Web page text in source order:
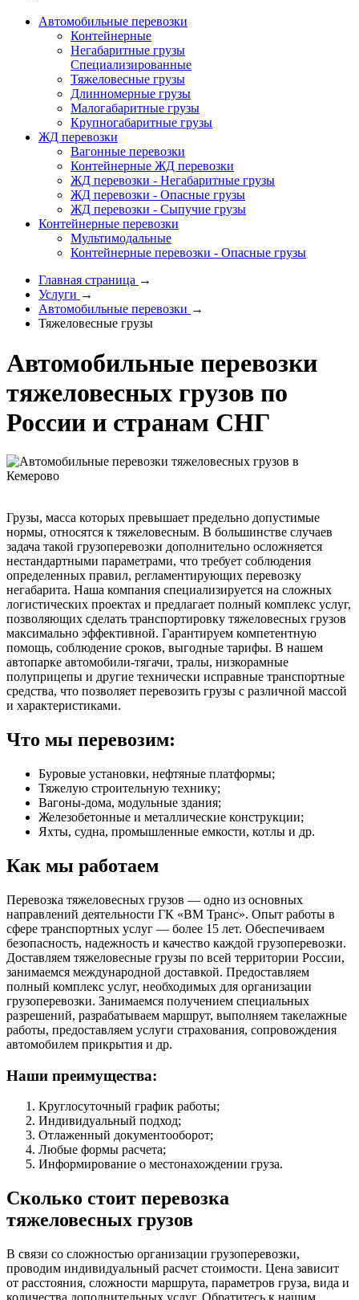
Автомобильные перевозки
Контейнерные
Негабаритные грузы
Специализированные
Тяжеловесные грузы
Длинномерные грузы
Малогабаритные грузы
Крупногабаритные грузы
ЖД перевозки
Вагонные перевозки
Контейнерные ЖД перевозки
ЖД перевозки - Негабаритные грузы
ЖД перевозки - Опасные грузы
ЖД перевозки - Сыпучие грузы
Контейнерные перевозки
Мультимодальные
Контейнерные перевозки - Опасные грузы
Главная страница →
Услуги →
Автомобильные перевозки →
Тяжеловесные грузы
Автомобильные перевозки
тяжеловесных грузов по
России и странам СНГ
Грузы, масса которых превышает предельно допустимые
нормы, относятся к тяжеловесным. В большинстве случаев
задача такой грузоперевозки дополнительно осложняется
нестандартными параметрами, что требует соблюдения
определенных правил, регламентирующих перевозку
негабарита. Наша компания специализируется на сложных
логистических проектах и предлагает полный комплекс услуг,
позволяющих сделать транспортировку тяжеловесных грузов
максимально эффективной. Гарантируем компетентную
помощь, соблюдение сроков, выгодные тарифы. В нашем
автопарке автомобили-тягачи, тралы, низкорамные
полуприцепы и другие технически исправные транспортные
средства, что позволяет перевозить грузы с различной массой
и характеристиками.
Что мы перевозим:
Буровые установки, нефтяные платформы;
Тяжелую строительную технику;
Вагоны-дома, модульные здания;
Железобетонные и металлические конструкции;
Яхты, судна, промышленные емкости, котлы и др.
Как мы работаем
Перевозка тяжеловесных грузов — одно из основных
направлений деятельности ГК «ВМ Транс». Опыт работы в
сфере транспортных услуг — более 15 лет. Обеспечиваем
безопасность, надежность и качество каждой грузоперевозки.
Доставляем тяжеловесные грузы по всей территории России,
занимаемся международной доставкой. Предоставляем
полный комплекс услуг, необходимых для организации
грузоперевозки. Занимаемся получением специальных
разрешений, разрабатываем маршрут, выполняем такелажные
работы, предоставляем услуги страхования, сопровождения
автомобилем прикрытия и др.
Наши преимущества:
Круглосуточный график работы;
Индивидуальный подход;
Отлаженный документооборот;
Любые формы расчета;
Информирование о местонахождении груза.
Сколько стоит перевозка
тяжеловесных грузов
В связи со сложностью организации грузоперевозки,
проводим индивидуальный расчет стоимости. Цена зависит
от расстояния, сложности маршрута, параметров груза, вида и